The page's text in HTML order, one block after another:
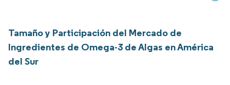
Tamaño y Participación del Mercado de
Ingredientes de Omega-3 de Algas en América
del Sur